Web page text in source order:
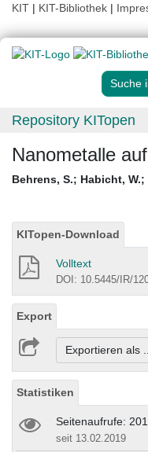
KIT | KIT-Bibliothek |
Suche
Repository KITopen
Nanometalle
Behrens, S.; Habicht, W.;
KITopen-Download
Volltext
DOI: 10.5445/IR/
Export
Exportieren
Statistiken
Seitenaufrufe: 201
seit 13.02.2019